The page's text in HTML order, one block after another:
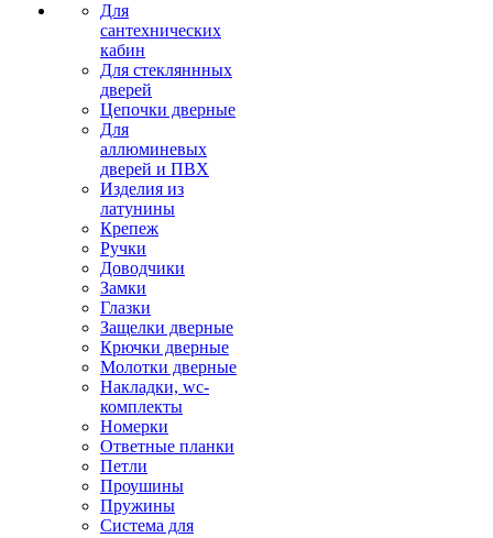
Для
сантехнических
кабин
Для стекляннных
дверей
Цепочки дверные
Для
аллюминевых
дверей и ПВХ
Изделия из
латунины
Крепеж
Ручки
Доводчики
Замки
Глазки
Защелки дверные
Крючки дверные
Молотки дверные
Накладки, wc-
комплекты
Номерки
Ответные планки
Петли
Проушины
Пружины
Система для